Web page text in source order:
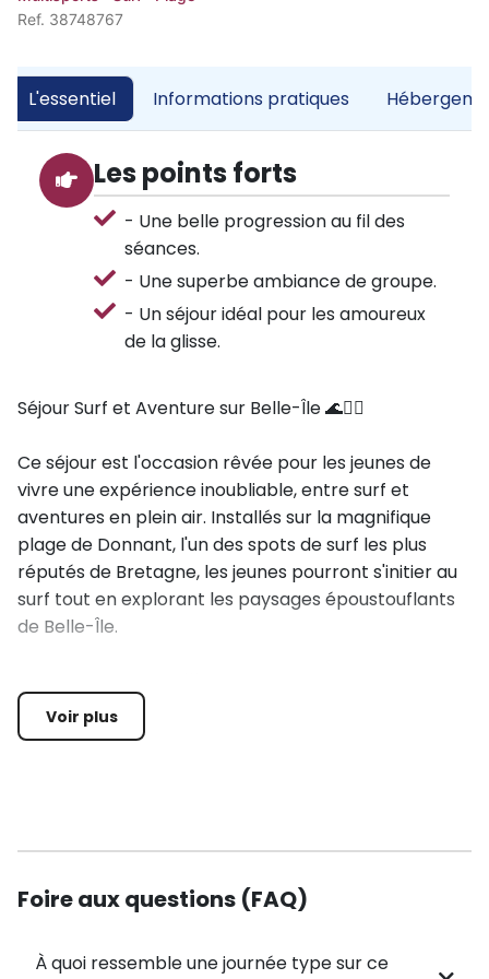
Ref. 38748767
L'essentiel Informations pratiques
Les points forts
- Une belle progression au fil des
séances.
- Une superbe ambiance de groupe.
- Un séjour idéal pour les amoureux
de la glisse.
Séjour Surf et Aventure sur Belle-Île 🌊🏄‍♂️
Ce séjour est l'occasion rêvée pour les jeunes de
vivre une expérience inoubliable, entre surf et
aventures en plein air. Installés sur la magnifique
plage de Donnant, l'un des spots de surf les plus
réputés de Bretagne, les jeunes pourront s'initier au
surf tout en explorant les paysages époustouflants
de Belle-Île.
Stage de Surf :
bases du surf. Sur la plage de Donnant, ils
mettre en position debout et à expérimenter les
parfait pour ceux qui souhaitent se perfectionner
Voir plus
Foire aux questions (FAQ)
À quoi ressemble une journée type sur ce